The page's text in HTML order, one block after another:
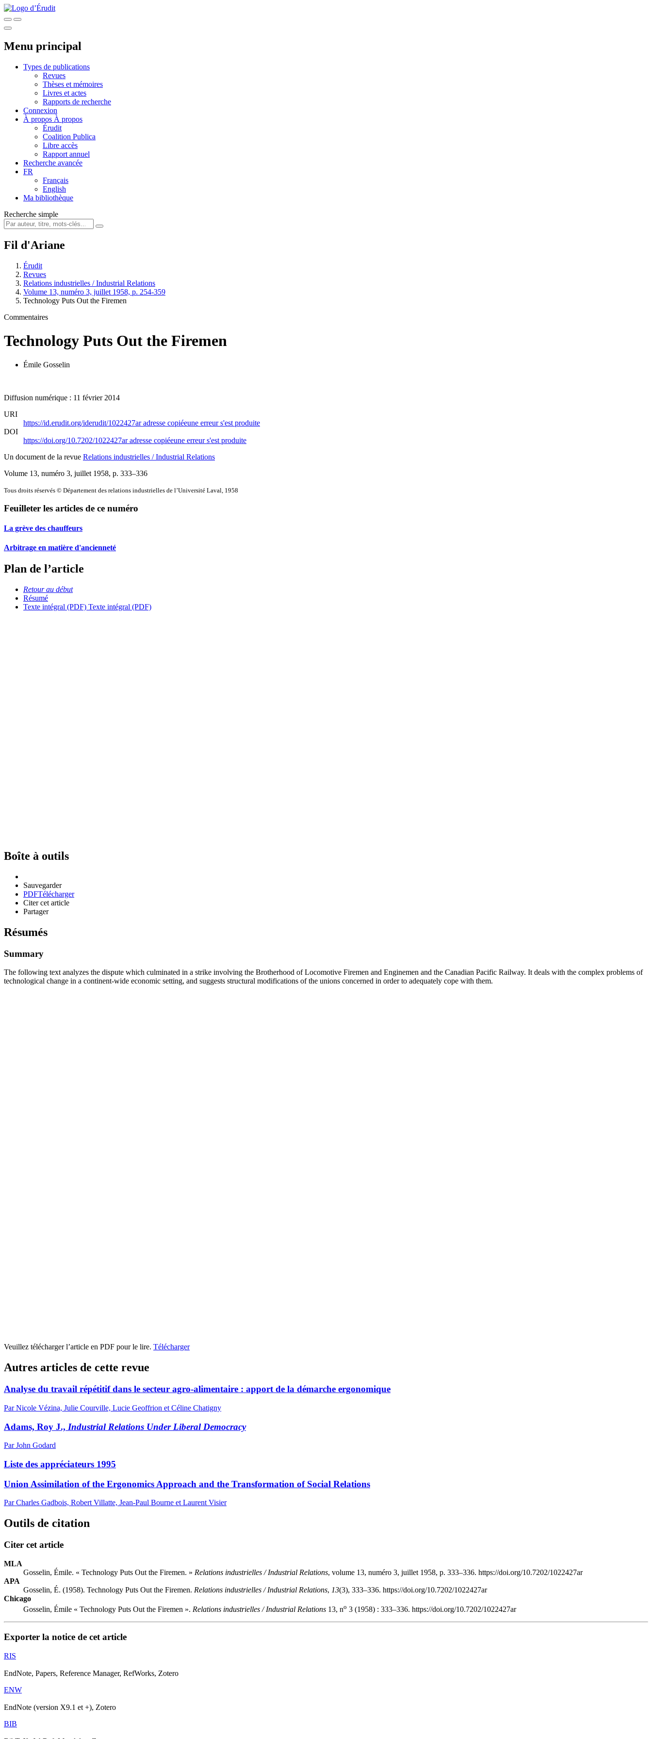
Menu principal
Types de publications
Revues
Thèses et mémoires
Livres et actes
Rapports de recherche
Connexion
À propos À propos
Érudit
Coalition Publica
Libre accès
Rapport annuel
Recherche avancée
FR
Français
English
Ma bibliothèque
Recherche simple
Fil d'Ariane
Érudit
Revues
Relations industrielles / Industrial Relations
Volume 13, numéro 3, juillet 1958, p. 254-359
Technology Puts Out the Firemen
Commentaires
Technology Puts Out the Firemen
Émile Gosselin
Diffusion numérique : 11 février 2014
URI
https://id.erudit.org/iderudit/1022427aradresse copiéeune erreur s'est produite
DOI
https://doi.org/10.7202/1022427aradresse copiéeune erreur s'est produite
Un document de la revue Relations industrielles / Industrial Relations
Volume 13, numéro 3, juillet 1958, p. 333–336
Tous droits réservés © Département des relations industrielles de l’Université Laval, 1958
Feuilleter les articles de ce numéro
La grève des chauffeurs
Arbitrage en matière d'ancienneté
Plan de l’article
Retour au début
Résumé
Texte intégral (PDF) Texte intégral (PDF)
Boîte à outils
Sauvegarder
PDFTélécharger
Citer cet article
Partager
Résumés
Summary
The following text analyzes the dispute which culminated in a strike involving the Brotherhood of Locomotive Firemen and Enginemen and the Canadian Pacific Railway. It deals with the complex problems of
technological change in a continent-wide economic setting, and suggests structural modifications of the unions concerned in order to adequately cope with them.
Veuillez télécharger l’article en PDF pour le lire. Télécharger
Autres articles de cette revue
Analyse du travail répétitif dans le secteur agro-alimentaire : apport de la démarche ergonomique
Par Nicole Vézina, Julie Courville, Lucie Geoffrion et Céline Chatigny
Adams, Roy J., Industrial Relations Under Liberal Democracy
Par John Godard
Liste des appréciateurs 1995
Union Assimilation of the Ergonomics Approach and the Transformation of Social Relations
Par Charles Gadbois, Robert Villatte, Jean-Paul Bourne et Laurent Visier
Outils de citation
Citer cet article
MLA
Gosselin, Émile. « Technology Puts Out the Firemen. » Relations industrielles / Industrial Relations, volume 13, numéro 3, juillet 1958, p. 333–336. https://doi.org/10.7202/1022427ar
APA
Gosselin, É. (1958). Technology Puts Out the Firemen. Relations industrielles / Industrial Relations, 13(3), 333–336. https://doi.org/10.7202/1022427ar
Chicago
Gosselin, Émile « Technology Puts Out the Firemen ». Relations industrielles / Industrial Relations 13, no 3 (1958) : 333–336. https://doi.org/10.7202/1022427ar
Exporter la notice de cet article
RIS
EndNote, Papers, Reference Manager, RefWorks, Zotero
ENW
EndNote (version X9.1 et +), Zotero
BIB